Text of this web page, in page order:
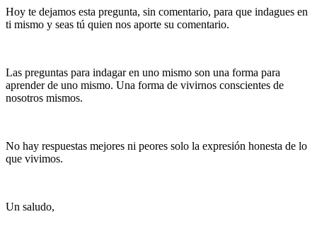
Hoy te dejamos esta pregunta, sin comentario, para que indagues en
ti mismo y seas tú quien nos aporte su comentario.
Las preguntas para indagar en uno mismo son una forma para
aprender de uno mismo. Una forma de vivirnos conscientes de
nosotros mismos.
No hay respuestas mejores ni peores solo la expresión honesta de lo
que vivimos.
Un saludo,